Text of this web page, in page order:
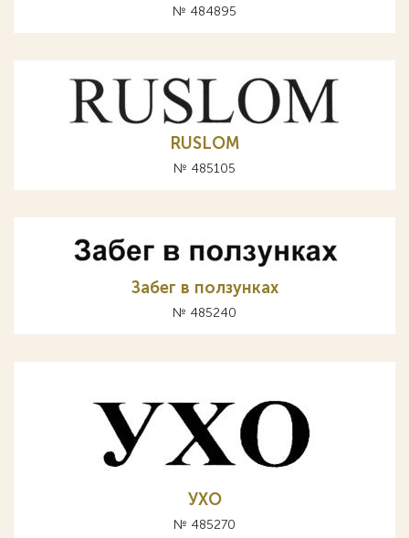
№ 484895
RUSLOM
№ 485105
Забег в ползунках
№ 485240
УХО
№ 485270